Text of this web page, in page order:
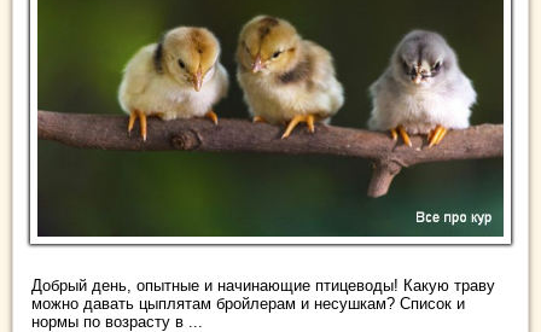
Добрый день, опытные и начинающие птицеводы! Какую траву
можно давать цыплятам бройлерам и несушкам? Список и
нормы по возрасту в ...